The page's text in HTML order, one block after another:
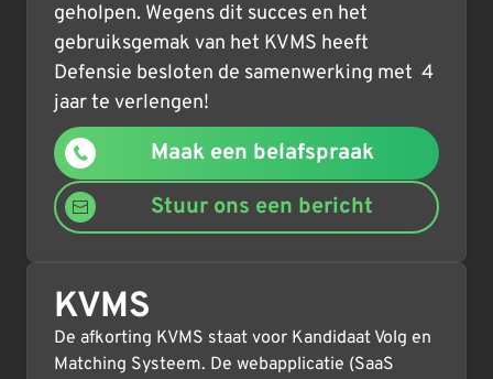
geholpen. Wegens dit succes en het
gebruiksgemak van het KVMS heeft
Defensie besloten de samenwerking met 4
jaar te verlengen!
Maak een belafspraak
Stuur ons een bericht
KVMS
De afkorting KVMS staat voor Kandidaat Volg en
Matching Systeem. De webapplicatie (SaaS